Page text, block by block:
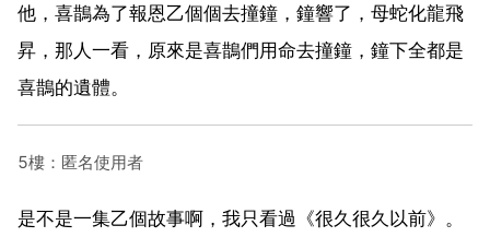
他，喜鵲為了報恩乙個個去撞鐘，鐘響了，母蛇化龍飛
昇，那人一看，原來是喜鵲們用命去撞鐘，鐘下全都是
喜鵲的遺體。
5樓：匿名使用者
是不是一集乙個故事啊，我只看過《很久很久以前》。